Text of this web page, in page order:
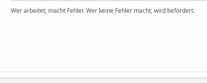
Wer arbeitet, macht Fehler. Wer keine Fehler macht, wird befördert.